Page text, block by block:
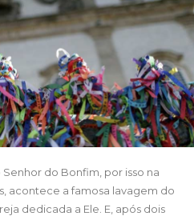
do Bonfim, por isso na
acontece a famosa lavagem do
dedicada a Ele. E, após dois